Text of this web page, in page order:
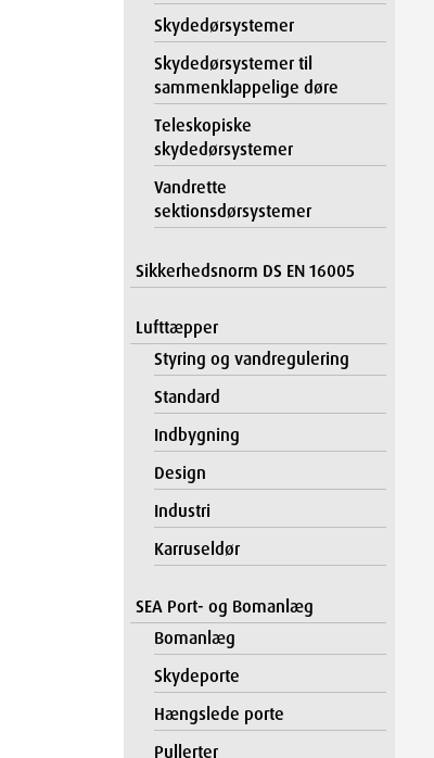
Skydedørsystemer
Skydedørsystemer til
sammenklappelige døre
Teleskopiske
skydedørsystemer
Vandrette
sektionsdørsystemer
Sikkerhedsnorm DS EN 16005
Lufttæpper
Styring og vandregulering
Standard
Indbygning
Design
Industri
Karruseldør
SEA Port- og Bomanlæg
Bomanlæg
Skydeporte
Hængslede porte
Pullerter